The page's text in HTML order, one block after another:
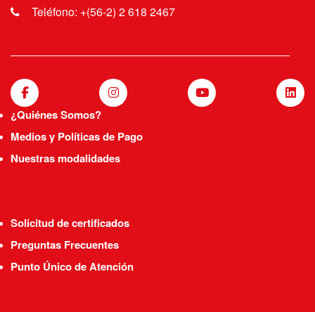
Teléfono: +(56-2) 2 618 2467
¿Quiénes Somos?
Medios y Políticas de Pago
Nuestras modalidades
Solicitud de certificados
Preguntas Frecuentes
Punto Único de Atención